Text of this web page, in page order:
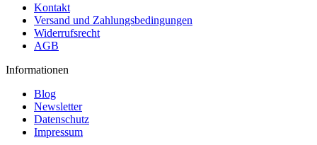
Kontakt
Versand und Zahlungsbedingungen
Widerrufsrecht
AGB
Informationen
Blog
Newsletter
Datenschutz
Impressum